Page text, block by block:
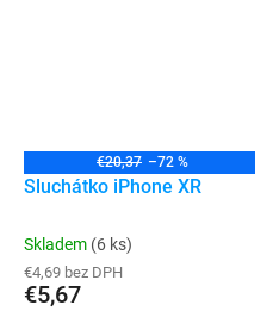
€20,37 –72 %
Sluchátko iPhone XR
Skladem (6 ks)
€4,69 bez DPH
€5,67